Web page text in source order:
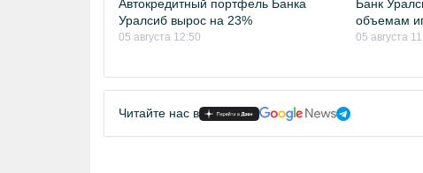
Автокредитный портфель Банка
Уралсиб вырос на 23%
05 августа 12:50
Банк
объемам
05 августа
Читайте нас в